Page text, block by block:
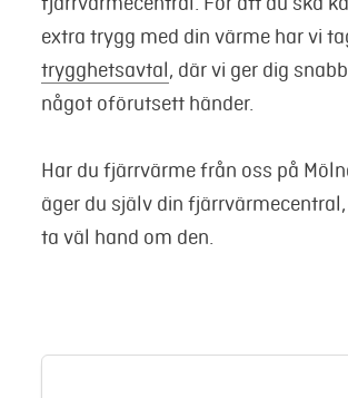
extra trygg med din värme har vi
trygghetsavtal, där vi ger dig
något oförutsett händer.
Har du fjärrvärme från oss på
äger du själv din
ta väl hand om den.